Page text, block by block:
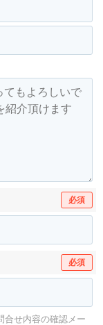
必須
必須
合せ内容の確認メー